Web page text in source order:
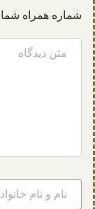
شماره همراه